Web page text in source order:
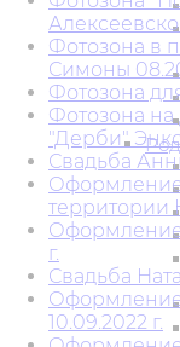
Фотозона в
Симоны
Фотозона
Фотозона
"Дерби"
Свадьба
Оформление
территории
Оформление
г.
Свадьба
10.09.2022 г.